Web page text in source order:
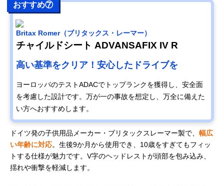
おすすめ⑦
Britax Romer（ブリタックス・レーマー）
チャイルドシート ADVANSAFIX IV R
高い基準をクリア！安心したドライブを
ヨーロッパのテストADACでトップランクを獲得し、安全面
を考慮した設計です。万が一の事故を想定し、万全に備えた
い方へおすすめします。
ドイツ発の子供用品メーカー・ブリタックスレーマー製で、 幅広
い年齢に対応。生後9か月から使用でき、10歳をすぎてもフィッ
トする仕様が魅力です。V字のヘッドレストが頭部を包み込み、
揺れや衝撃を軽減します。